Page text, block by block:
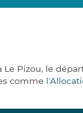
Le Pizou, le
comme